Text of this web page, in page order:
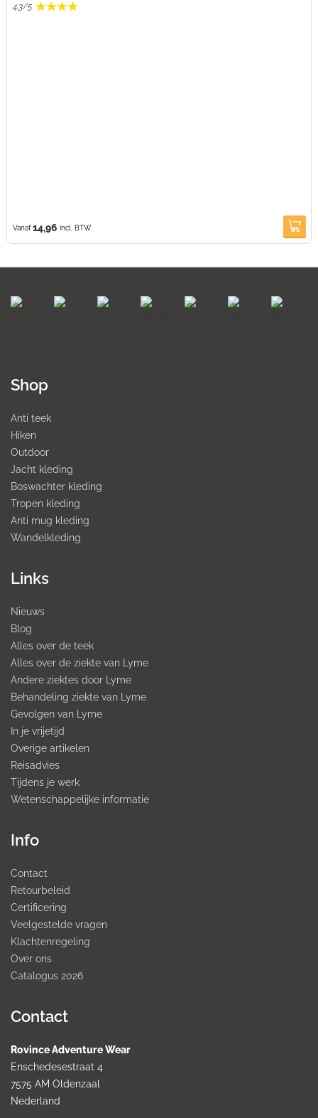
4.3/5
Vanaf 14,96 incl. BTW
Shop
Anti teek
Hiken
Outdoor
Jacht kleding
Boswachter kleding
Tropen kleding
Anti mug kleding
Wandelkleding
Links
Nieuws
Blog
Alles over de teek
Alles over de ziekte van Lyme
Andere ziektes door Lyme
Behandeling ziekte van Lyme
Gevolgen van Lyme
In je vrijetijd
Overige artikelen
Reisadvies
Tijdens je werk
Wetenschappelijke informatie
Info
Contact
Retourbeleid
Certificering
Veelgestelde vragen
Klachtenregeling
Over ons
Catalogus 2026
Contact
Rovince Adventure Wear
Enschedesestraat 4
7575 AM Oldenzaal
Nederland